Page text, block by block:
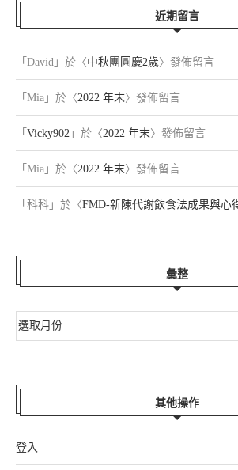
近期留言
「 David 」於〈中秋團圓慶2歲〉發佈留言
「 Mia 」於〈2022 年末〉發佈留言
「 Vicky902 」於〈2022 年末〉發佈留言
「 Mia 」於〈2022 年末〉發佈留言
「 科科 」於〈FMD-新陳代謝飲食法成果與心
彙整
其他操作
登入